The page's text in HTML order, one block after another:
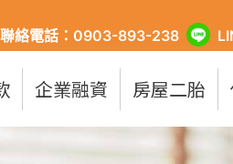
聯絡電話：0903-893-238
企業融資 房屋二胎